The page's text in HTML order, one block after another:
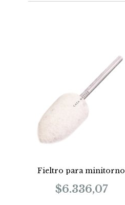
Fieltro para minitorno
$6.336,07